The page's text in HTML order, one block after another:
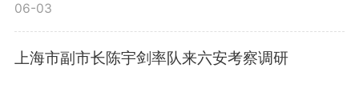
06-03
上海市副市长陈宇剑率队来六安考察调研